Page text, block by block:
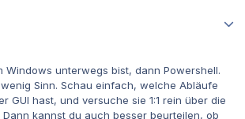
Windows unterwegs bist, dann Powershell.
Sinn. Schau einfach, welche Abläufe
GUI hast, und versuche sie 1:1 rein über die
kannst du auch besser beurteilen, ob